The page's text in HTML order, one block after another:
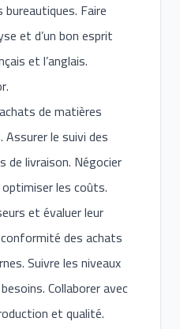
Faire
et d’un bon esprit
et l’anglais.
de matières
le suivi des
de livraison. Négocier
les coûts.
et évaluer leur
des achats
Suivre les niveaux
Collaborer avec
et qualité.